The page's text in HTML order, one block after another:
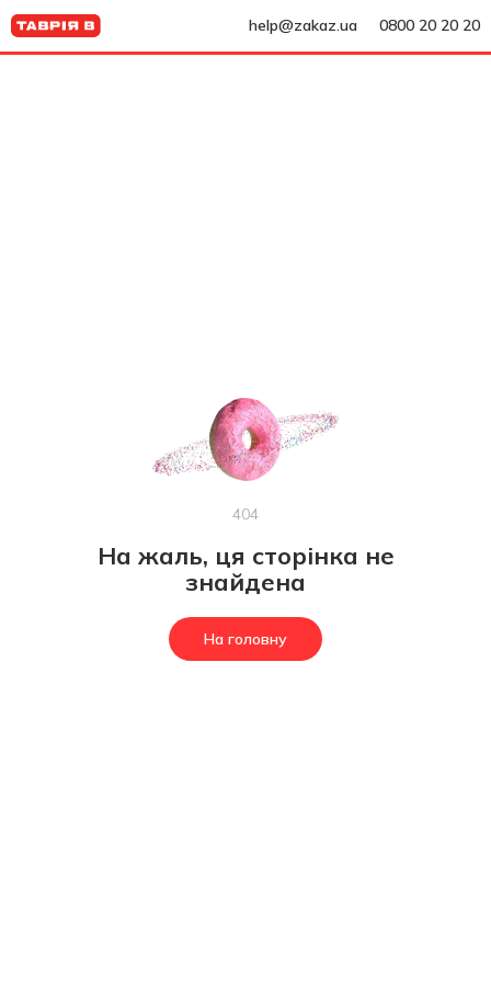
help@zakaz.ua 0800 20 20 20
404
На жаль, ця сторінка не
знайдена
На головну